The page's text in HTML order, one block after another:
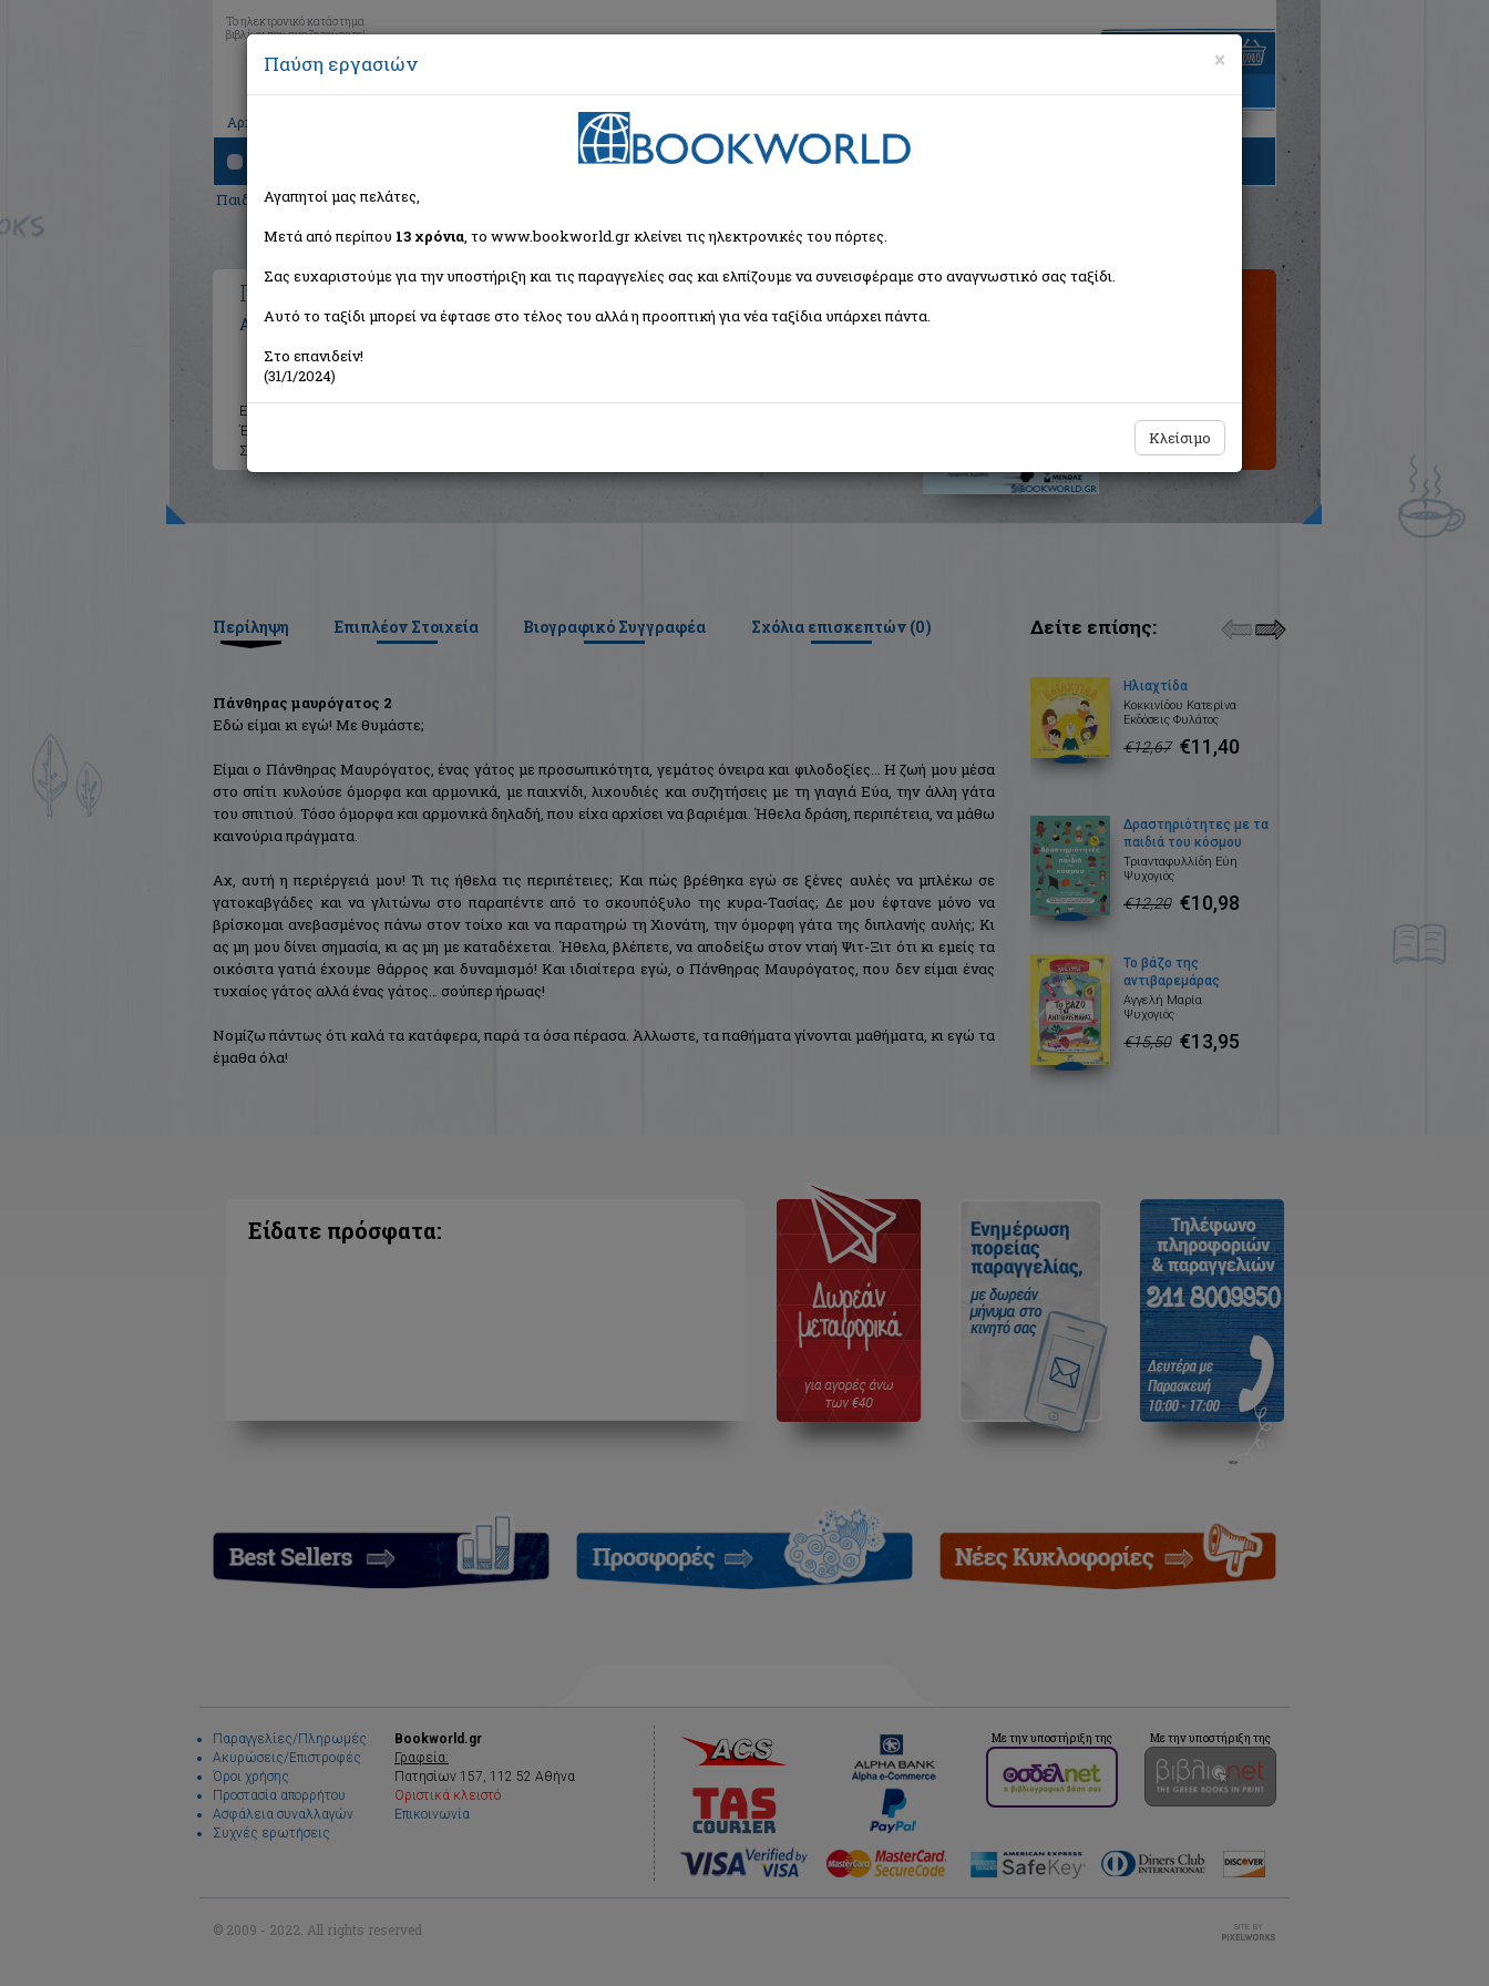
Το ηλεκτρονικό κατάστημα
βιβλίων που αναζητούσατε!
Αρχική
είναι άδειο
Παιδικά - Εφηβικά> Πάνθηρας μαυρόγατος 2
Πάνθηρας μαυρόγατος 2
Ακαρέπη Βάσια
Εκδότης:
Έτος:
Σελίδες:
Περίληψη Επιπλέον Στοιχεία Βιογραφικό Συγγραφέα Σχόλια επισκεπτών (0)
Πάνθηρας μαυρόγατος 2
Εδώ είμαι κι εγώ! Με θυμάστε;
Είμαι ο Πάνθηρας Μαυρόγατος, ένας γάτος με προσωπικότητα, γεμάτος όνειρα και φιλοδοξίες... Η ζωή μου μέσα
στο σπίτι κυλούσε όμορφα και αρμονικά, με παιχνίδι, λιχουδιές και συζητήσεις με τη γιαγιά Εύα, την άλλη γάτα
του σπιτιού. Τόσο όμορφα και αρμονικά δηλαδή, που είχα αρχίσει να βαριέμαι. Ήθελα δράση, περιπέτεια, να μάθω
καινούρια πράγματα.
Αχ, αυτή η περιέργειά μου! Τι τις ήθελα τις περιπέτειες; Και πώς βρέθηκα εγώ σε ξένες αυλές να μπλέκω σε
γατοκαβγάδες και να γλιτώνω στο παραπέντε από το σκουπόξυλο της κυρα-Τασίας; Δε μου έφτανε μόνο να
βρίσκομαι ανεβασμένος πάνω στον τοίχο και να παρατηρώ τη Χιονάτη, την όμορφη γάτα της διπλανής αυλής; Κι
ας μη μου δίνει σημασία, κι ας μη με καταδέχεται. Ήθελα, βλέπετε, να αποδείξω στον νταή Ψιτ-Ξιτ ότι κι εμείς τα
οικόσιτα γατιά έχουμε θάρρος και δυναμισμό! Και ιδιαίτερα εγώ, ο Πάνθηρας Μαυρόγατος, που δεν είμαι ένας
τυχαίος γάτος αλλά ένας γάτος… σούπερ ήρωας!
Νομίζω πάντως ότι καλά τα κατάφερα, παρά τα όσα πέρασα. Άλλωστε, τα παθήματα γίνονται μαθήματα, κι εγώ τα
έμαθα όλα!
Δείτε επίσης:
Ηλιαχτίδα
Κοκκινίδου Κατερίνα
Εκδόσεις Φυλάτος
€12,67 €11,40
Δραστηριότητες με τα
παιδιά του κόσμου
Τριανταφυλλίδη Εύη
Ψυχογιός
€12,20 €10,98
Το βάζο της
αντιβαρεμάρας
Αγγελή Μαρία
Ψυχογιός
€15,50 €13,95
Είδατε πρόσφατα:
Παραγγελίες/Πληρωμές
Ακυρώσεις/Επιστροφές
Όροι χρήσης
Προστασία απορρήτου
Ασφάλεια συναλλαγών
Συχνές ερωτήσεις
Bookworld.gr
Γραφεία:
Πατησίων 157, 112 52 Αθήνα
Οριστικά κλειστό
Επικοινωνία
Με την υποστήριξη της Με την υποστήριξη της
© 2009 - 2022. All rights reserved
×
Παύση εργασιών
Αγαπητοί μας πελάτες,
Μετά από περίπου 13 χρόνια, το www.bookworld.gr κλείνει τις ηλεκτρονικές του πόρτες.
Σας ευχαριστούμε για την υποστήριξη και τις παραγγελίες σας και ελπίζουμε να συνεισφέραμε στο αναγνωστικό σας ταξίδι.
Αυτό το ταξίδι μπορεί να έφτασε στο τέλος του αλλά η προοπτική για νέα ταξίδια υπάρχει πάντα.
Στο επανιδείν!
(31/1/2024)
Κλείσιμο